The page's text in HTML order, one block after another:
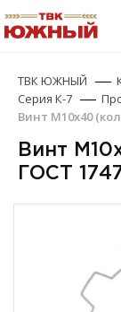
ТВК ЮЖНЫЙ
Серия К-7
Винт М10х40
Винт
ГОСТ